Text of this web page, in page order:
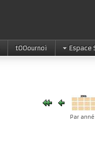
tOOournoi Espace
Par